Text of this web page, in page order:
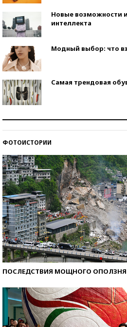
Новые возможности
интеллекта
Модный выбор: что
Самая трендовая
ФОТОИСТОРИИ
ПОСЛЕДСТВИЯ МОЩНОГО ОПОЛЗНЯ